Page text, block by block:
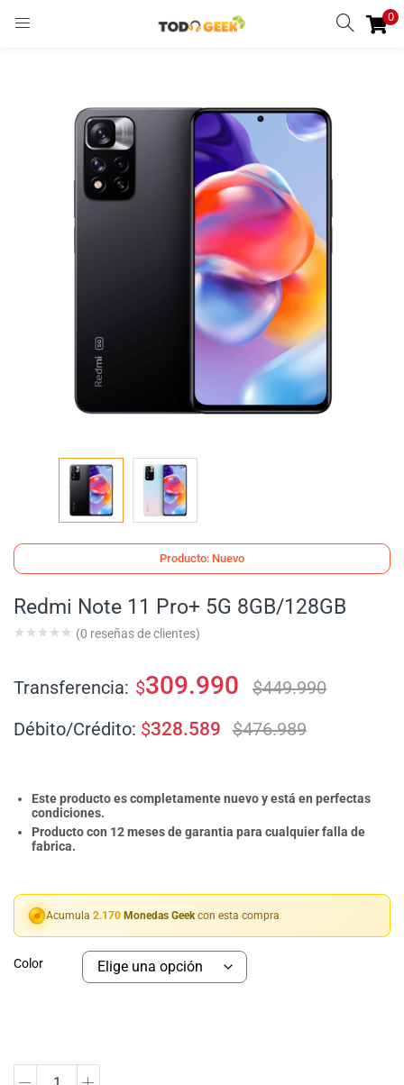
0
Producto: Nuevo
Redmi Note 11 Pro+ 5G 8GB/128GB
(0 reseñas de clientes)
Transferencia: $309.990 $449.990
Débito/Crédito: $328.589 $476.989
Este producto es completamente nuevo y está en perfectas
condiciones.
Producto con 12 meses de garantia para cualquier falla de
fabrica.
Acumula 2.170 Monedas Geek con esta compra
Color
REGISTRARSE
Remember me
Ingresar
Lost password?